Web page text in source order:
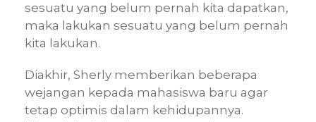
sesuatu yang belum pernah kita dapatkan,
maka lakukan sesuatu yang belum pernah
kita lakukan.
Diakhir, Sherly memberikan beberapa
wejangan kepada mahasiswa baru agar
tetap optimis dalam kehidupannya.